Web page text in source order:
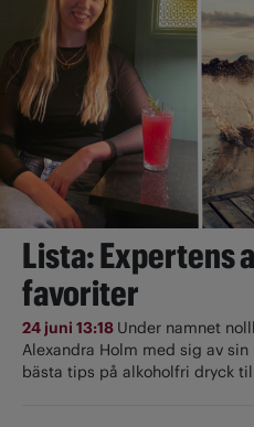
Lista: Expertens
favoriter
24 juni 13:18 Under namnet
Alexandra Holm med sig av
bästa tips på alkoholfri dryck